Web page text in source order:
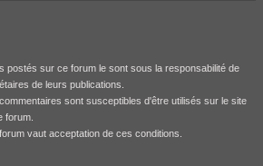
postés sur ce forum le sont sous la responsabilité de
de leurs publications.
sont susceptibles d'être utilisés sur le site
forum.
vaut acceptation de ces conditions.